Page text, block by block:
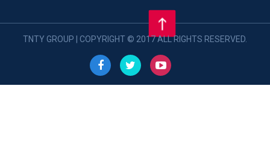
TNTY GROUP | COPYRIGHT © 2017 ALL RIGHTS RESERVED.